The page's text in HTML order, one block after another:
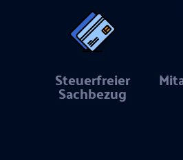
Steuerfreier
Sachbezug